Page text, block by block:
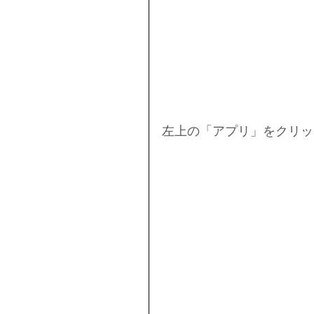
左上の「アプリ」をクリ